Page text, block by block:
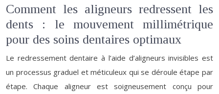
Comment les aligneurs redressent les
dents : le mouvement millimétrique
pour des soins dentaires optimaux
Le redressement dentaire à l’aide d’aligneurs invisibles est
un processus graduel et méticuleux qui se déroule étape par
étape. Chaque aligneur est soigneusement conçu pour